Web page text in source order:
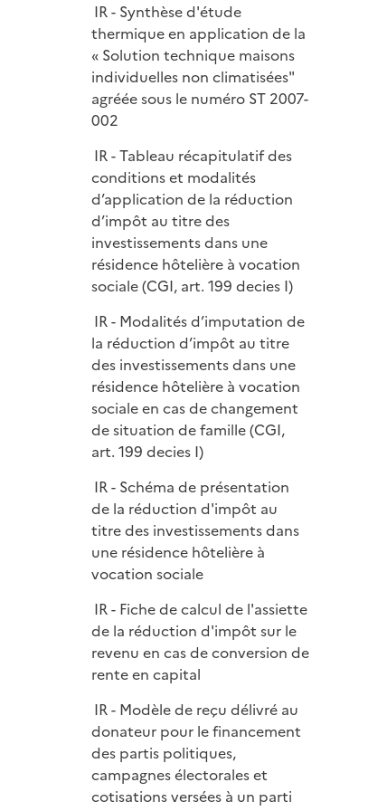
IR - Synthèse d'étude
thermique en application de la
« Solution technique maisons
individuelles non climatisées"
agréée sous le numéro ST 2007-
002
IR - Tableau récapitulatif des
conditions et modalités
d’application de la réduction
d’impôt au titre des
investissements dans une
résidence hôtelière à vocation
sociale (CGI, art. 199 decies I)
IR - Modalités d’imputation de
la réduction d’impôt au titre
des investissements dans une
résidence hôtelière à vocation
sociale en cas de changement
de situation de famille (CGI,
art. 199 decies I)
IR - Schéma de présentation
de la réduction d'impôt au
titre des investissements dans
une résidence hôtelière à
vocation sociale
IR - Fiche de calcul de l'assiette
de la réduction d'impôt sur le
revenu en cas de conversion de
rente en capital
IR - Modèle de reçu délivré au
donateur pour le financement
des partis politiques,
campagnes électorales et
cotisations versées à un parti